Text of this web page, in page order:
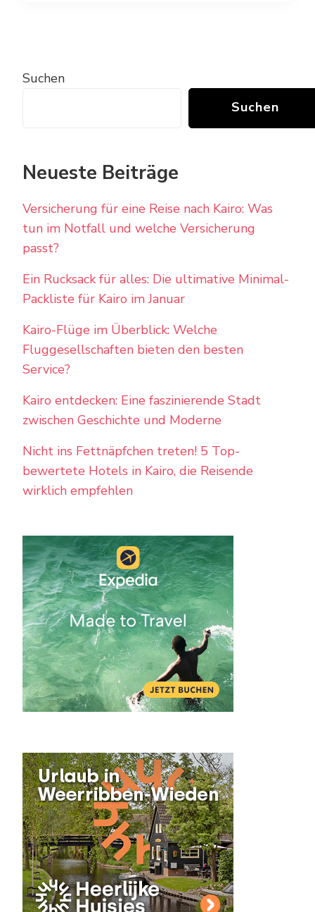
Suchen
Suchen
Neueste Beiträge
Versicherung für eine Reise nach Kairo: Was
tun im Notfall und welche Versicherung
passt?
Ein Rucksack für alles: Die ultimative Minimal-
Packliste für Kairo im Januar
Kairo-Flüge im Überblick: Welche
Fluggesellschaften bieten den besten
Service?
Kairo entdecken: Eine faszinierende Stadt
zwischen Geschichte und Moderne
Nicht ins Fettnäpfchen treten! 5 Top-
bewertete Hotels in Kairo, die Reisende
wirklich empfehlen